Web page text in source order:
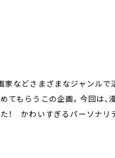
家などさまざまなジャンル
てもらうこの企画。今回は
！ かわいすぎるパーソナリ